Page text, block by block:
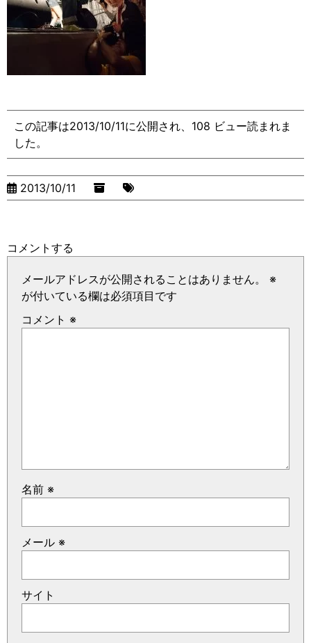
この記事は2013/10/11に公開され、108 ビュー読まれま
した。
2013/10/11
コメントする
メールアドレスが公開されることはありません。
※
が付いている欄は必須項目です
コメント ※
名前 ※
メール ※
サイト